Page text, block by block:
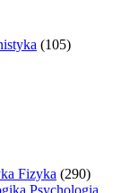
(105)
Fizyka (290)
Psychologia